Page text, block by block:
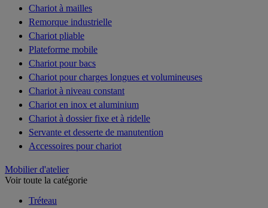
Chariot à mailles
Remorque industrielle
Chariot pliable
Plateforme mobile
Chariot pour bacs
Chariot pour charges longues et volumineuses
Chariot à niveau constant
Chariot en inox et aluminium
Chariot à dossier fixe et à ridelle
Servante et desserte de manutention
Accessoires pour chariot
Mobilier d'atelier
Voir toute la catégorie
Tréteau